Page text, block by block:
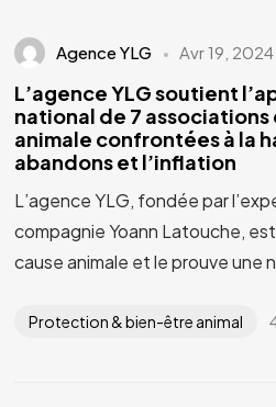
Agence YLG Avr 19, 2024
L’agence YLG soutient
national de 7
animale confrontées à la
abandons et l’inflation
L’agence YLG, fondée par
compagnie Yoann Latouche,
cause animale et le prouve une
Protection & bien-être animal